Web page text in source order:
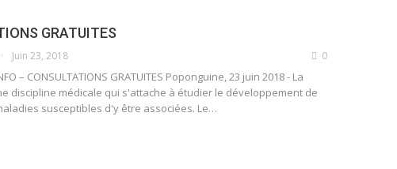
GRATUITES
Juin 23, 2018 0
– CONSULTATIONS GRATUITES Poponguine, 23 juin 2018 - La
discipline médicale qui s'attache à étudier le développement de
susceptibles d'y être associées. Le…